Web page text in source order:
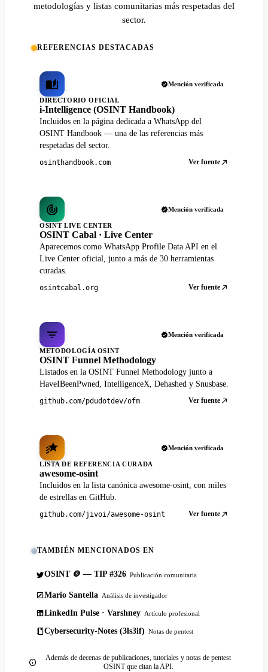
metodologías y listas comunitarias más respetadas del
sector.
REFERENCIAS DESTACADAS
Mención verificada
DIRECTORIO OFICIAL
i-Intelligence (OSINT Handbook)
Incluidos en la página dedicada a WhatsApp del
OSINT Handbook — una de las referencias más
respetadas del sector.
osinthandbook.com Ver fuente
Mención verificada
OSINT LIVE CENTER
OSINT Cabal · Live Center
Aparecemos como WhatsApp Profile Data API en el
Live Center oficial, junto a más de 30 herramientas
curadas.
osintcabal.org Ver fuente
Mención verificada
METODOLOGÍA OSINT
OSINT Funnel Methodology
Listados en la OSINT Funnel Methodology junto a
HaveIBeenPwned, IntelligenceX, Dehashed y Snusbase.
github.com/pdudotdev/ofm Ver fuente
Mención verificada
LISTA DE REFERENCIA CURADA
awesome-osint
Incluidos en la lista canónica awesome-osint, con miles
de estrellas en GitHub.
github.com/jivoi/awesome-osint Ver fuente
TAMBIÉN MENCIONADOS EN
OSINT 🪙 — TIP #326 Publicación comunitaria
Mario Santella Análisis de investigador
LinkedIn Pulse · Varshney Artículo profesional
Cybersecurity-Notes (3ls3if) Notas de pentest
Además de decenas de publicaciones, tutoriales y notas de pentest
OSINT que citan la API.